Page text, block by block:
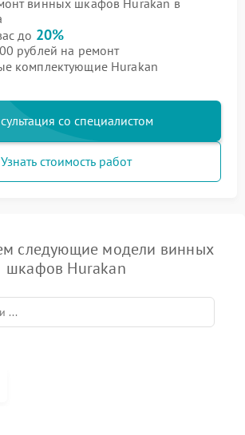
до 20%
рублей на ремонт
комплектующие Hurakan
со специалистом
Узнать стоимость работ
следующие модели винных
шкафов Hurakan